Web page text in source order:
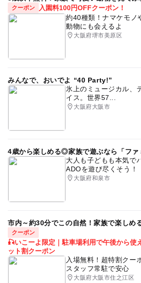
予約ページ
予約はこちらから
クーポン
入園料100円OFFクーポン！
約40種類！ナマケモノ
動物にも会えるよ
大阪府堺市美原区
みんなで、おいでよ “40 Party!”
氷上のミュージカル、
イス。世界57...
大阪府大阪市
4歳から楽しめる◎家族で遊ぶなら「ファ
大人も子どもも本気で
ADOを遊び尽くそう！
大阪府和泉市
市内～約30分でこの自然！家族で楽しめ
クーポン
🎣いこーよ限定｜駐車場利用で午後から使
ット割クーポン
入場無料！超特割クー
スタッフ常駐で安心
大阪府大阪市住之江区